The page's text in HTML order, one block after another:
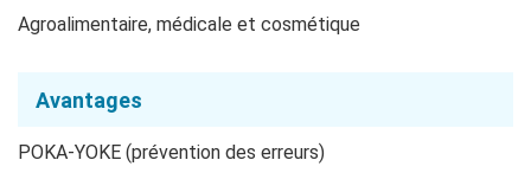
Agroalimentaire, médicale et cosmétique
Avantages
POKA-YOKE (prévention des erreurs)